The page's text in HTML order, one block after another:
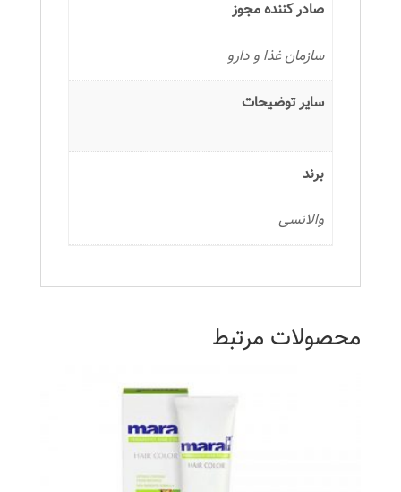
صادر کننده مجوز
سازمان غذا و دارو
سایر توضیحات
برند
والانسی
محصولات مرتبط